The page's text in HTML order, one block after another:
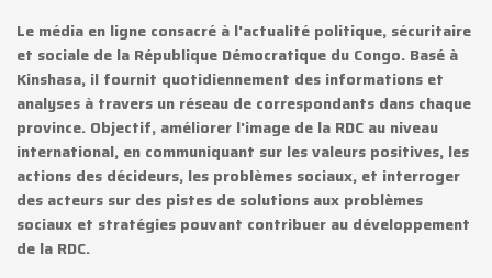
Le média en ligne consacré à l'actualité politique, sécuritaire
et sociale de la République Démocratique du Congo. Basé à
Kinshasa, il fournit quotidiennement des informations et
analyses à travers un réseau de correspondants dans chaque
province. Objectif, améliorer l'image de la RDC au niveau
international, en communiquant sur les valeurs positives, les
actions des décideurs, les problèmes sociaux, et interroger
des acteurs sur des pistes de solutions aux problèmes
sociaux et stratégies pouvant contribuer au développement
de la RDC.